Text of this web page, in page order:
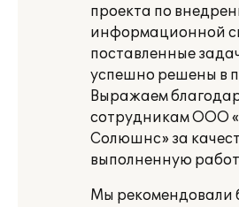
проекта по
информационной
поставленные
успешно решены в
Выражаем
сотрудникам ООО
Солюшнс» за
выполненную
Мы рекомендовали